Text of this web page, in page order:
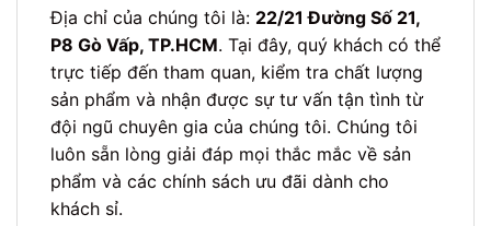
Địa chỉ của chúng tôi là: 22/21 Đường Số 21,
P8 Gò Vấp, TP.HCM. Tại đây, quý khách có thể
trực tiếp đến tham quan, kiểm tra chất lượng
sản phẩm và nhận được sự tư vấn tận tình từ
đội ngũ chuyên gia của chúng tôi. Chúng tôi
luôn sẵn lòng giải đáp mọi thắc mắc về sản
phẩm và các chính sách ưu đãi dành cho
khách sỉ.